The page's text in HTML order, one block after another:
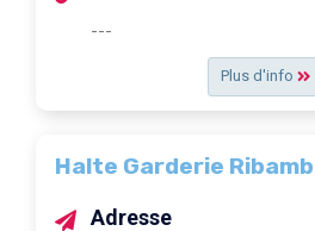
Plus d'info
---
Halte Garderie
Adresse